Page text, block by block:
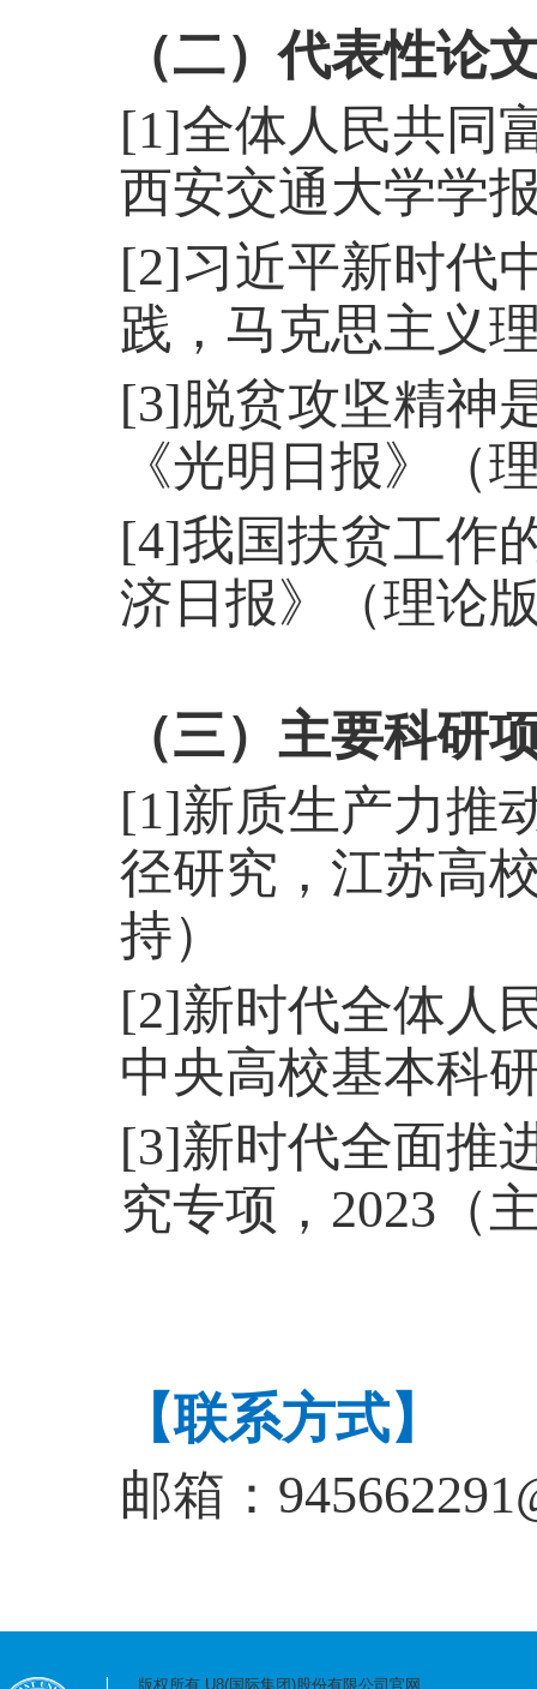
（二）代表性论
[1]全体人民共同
西安交通大学学
[2]习近平新时代
践，马克思主义
[3]脱贫攻坚精神
《光明日报》（
[4]我国扶贫工作
济日报》（理论
（三）主要科研
[1]新质生产力推
径研究，江苏高
持）
[2]新时代全体人
中央高校基本科
[3]新时代全面推
究专项，2023（
【联系方式】
邮箱：
版权所有 U8(国际集团)股份有限公司官网